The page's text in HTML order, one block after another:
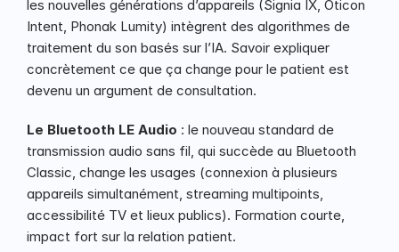
les nouvelles générations d’appareils (Signia IX, Oticon
Intent, Phonak Lumity) intègrent des algorithmes de
traitement du son basés sur l’IA. Savoir expliquer
concrètement ce que ça change pour le patient est
devenu un argument de consultation.
Le Bluetooth LE Audio : le nouveau standard de
transmission audio sans fil, qui succède au Bluetooth
Classic, change les usages (connexion à plusieurs
appareils simultanément, streaming multipoints,
accessibilité TV et lieux publics). Formation courte,
impact fort sur la relation patient.